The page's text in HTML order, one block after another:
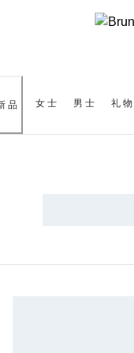
品 女士 男士 礼物